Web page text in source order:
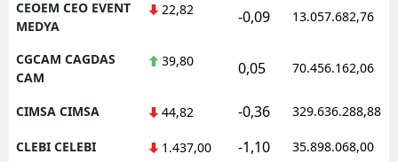
CEOEM CEO EVENT
MEDYA
22,82 -0,09 13.057.682,76
CGCAM CAGDAS
CAM
39,80 0,05 70.456.162,06
CIMSA CIMSA 44,82 -0,36 329.636.288,88
CLEBI CELEBI 1.437,00 -1,10 35.898.068,00